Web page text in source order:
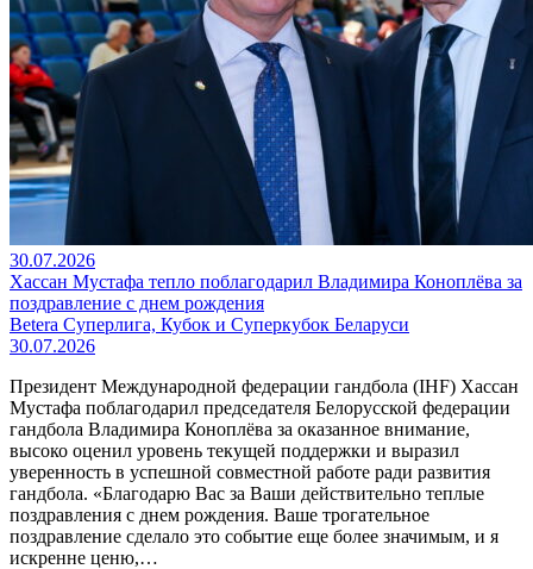
30.07.2026
Хассан Мустафа тепло поблагодарил Владимира Коноплёва за
поздравление с днем рождения
Betera Суперлига, Кубок и Суперкубок Беларуси
30.07.2026
Президент Международной федерации гандбола (IHF) Хассан
Мустафа поблагодарил председателя Белорусской федерации
гандбола Владимира Коноплёва за оказанное внимание,
высоко оценил уровень текущей поддержки и выразил
уверенность в успешной совместной работе ради развития
гандбола. «Благодарю Вас за Ваши действительно теплые
поздравления с днем рождения. Ваше трогательное
поздравление сделало это событие еще более значимым, и я
искренне ценю,…